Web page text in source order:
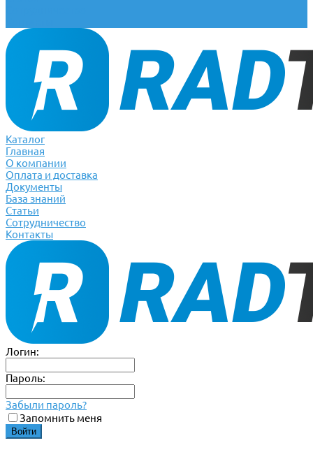
Каталог
Главная
О компании
Оплата и доставка
Документы
База знаний
Статьи
Сотрудничество
Контакты
Логин:
Пароль:
Забыли пароль?
Запомнить меня